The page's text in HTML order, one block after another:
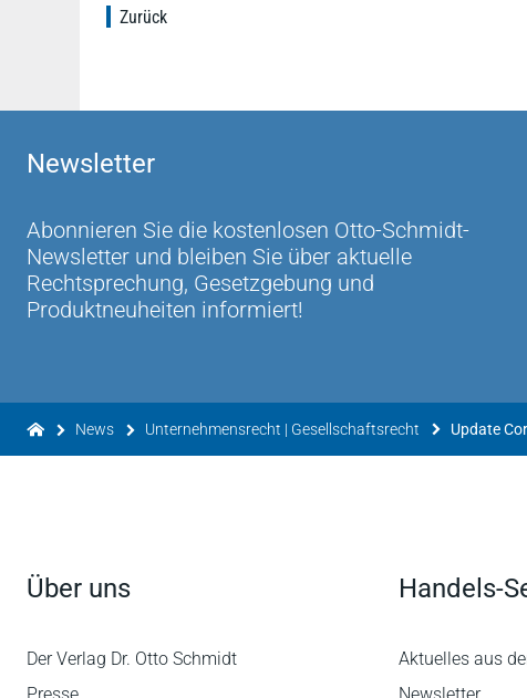
Zurück
Newsletter
Abonnieren Sie die kostenlosen Otto-Schmidt-
Newsletter und bleiben Sie über aktuelle
Rechtsprechung, Gesetzgebung und
Produktneuheiten informiert!
News Unternehmensrecht | Gesellschaftsrecht
Über uns
Der Verlag Dr. Otto Schmidt
Handels-
Aktuelles aus